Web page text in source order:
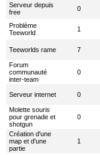
Serveur depuis
free
0
Problème
Teeworld
1
Teeworlds rame 7
Forum
communauté
inter-team
0
Serveur internet 0
Molette souris
pour grenade et
shotgun
0
Création d'une
map et d'une
partie
1